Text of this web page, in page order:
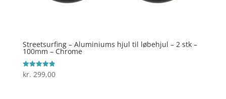
Streetsurfing – Aluminiums hjul til løbehjul – 2 stk –
100mm – Chrome
Vurderet
4.9
kr. 299,00